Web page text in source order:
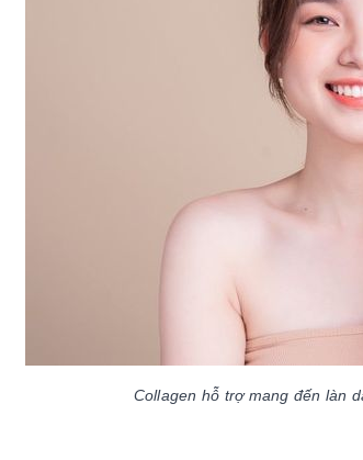
Collagen hỗ trợ mang đến làn